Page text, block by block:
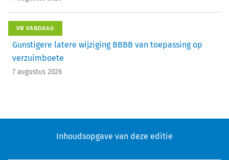
VN VANDAAG
Gunstigere latere wijziging BBBB van toepassing op
verzuimboete
7 augustus 2026
Inhoudsopgave van deze editie